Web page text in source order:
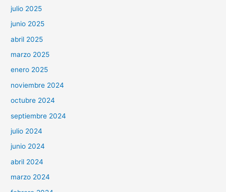
julio 2025
junio 2025
abril 2025
marzo 2025
enero 2025
noviembre 2024
octubre 2024
septiembre 2024
julio 2024
junio 2024
abril 2024
marzo 2024